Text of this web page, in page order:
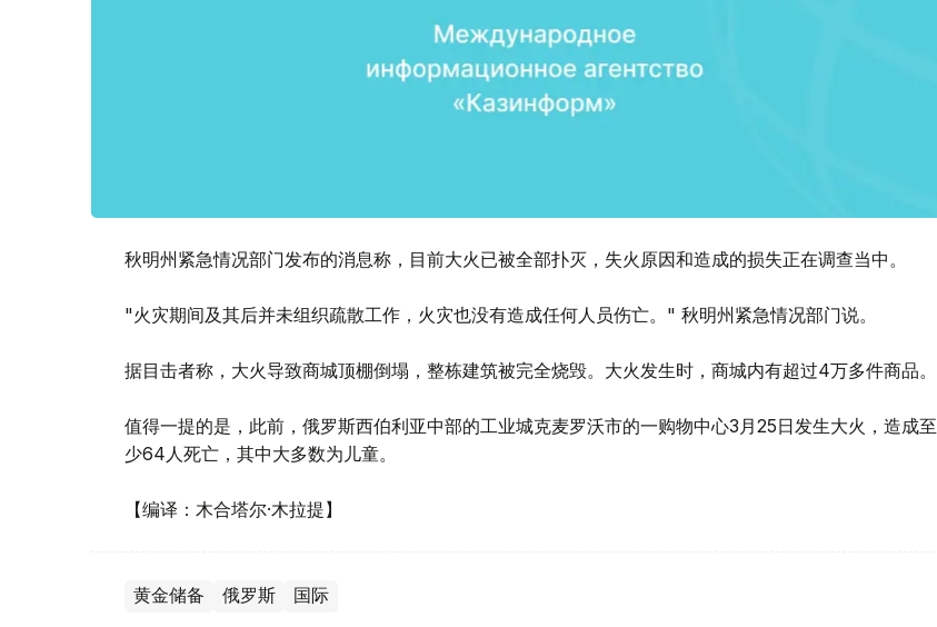
秋明州紧急情况部门发布的消息称，目前大火已被全部扑灭，失火原因和造成的损失正在调查当中。
"火灾期间及其后并未组织疏散工作，火灾也没有造成任何人员伤亡。" 秋明州紧急情况部门说。
据目击者称，大火导致商城顶棚倒塌，整栋建筑被完全烧毁。大火发生时，商城内有超过4万多件商品。
值得一提的是，此前，俄罗斯西伯利亚中部的工业城克麦罗沃市的一购物中心3月25日发生大火，造成至
少64人死亡，其中大多数为儿童。
【编译：木合塔尔·木拉提】
黄金储备 俄罗斯 国际